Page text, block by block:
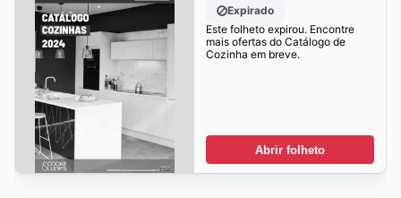
Expirado
Este folheto expirou. Encontre
mais ofertas do Catálogo de
Cozinha em breve.
Abrir folheto